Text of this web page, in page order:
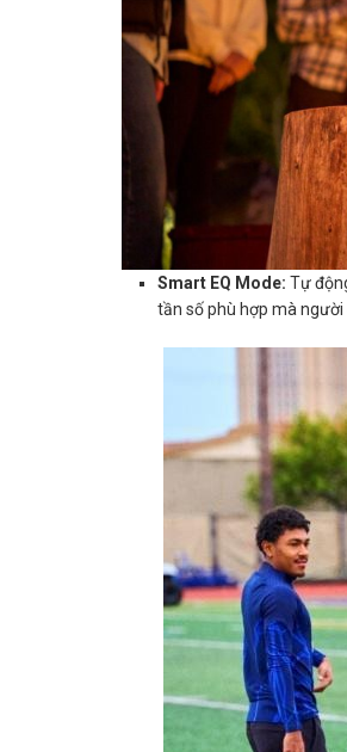
Smart EQ Mode: Tự
tần số phù hợp mà